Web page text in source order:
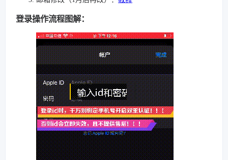
登录操作流程图解：